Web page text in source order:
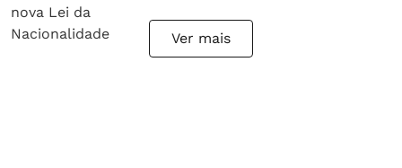
Ver mais